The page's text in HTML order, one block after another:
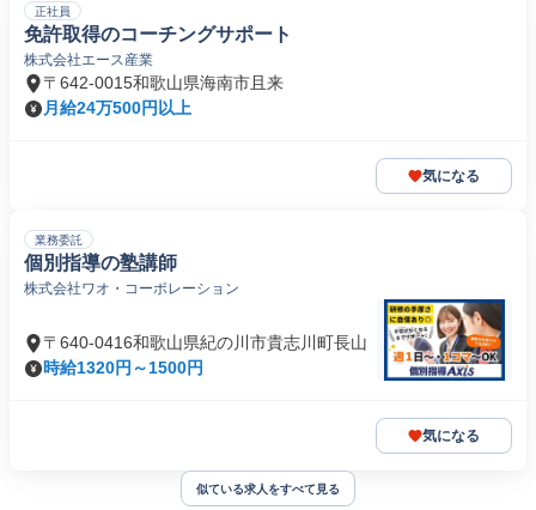
正社員
免許取得のコーチングサポート
株式会社エース産業
〒642-0015和歌山県海南市且来
月給24万500円以上
気になる
業務委託
個別指導の塾講師
株式会社ワオ・コーポレーション
〒640-0416和歌山県紀の川市貴志川町長山
時給1320円～1500円
気になる
似ている求人をすべて見る